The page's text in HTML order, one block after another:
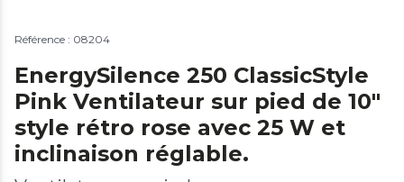
Référence : 08204
EnergySilence 250 ClassicStyle
Pink Ventilateur sur pied de 10"
style rétro rose avec 25 W et
inclinaison réglable.